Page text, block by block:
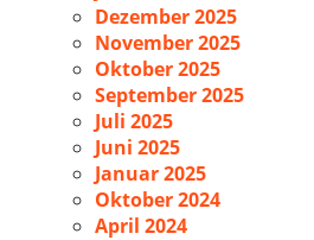
Dezember 2025
November 2025
Oktober 2025
September 2025
Juli 2025
Juni 2025
Januar 2025
Oktober 2024
April 2024